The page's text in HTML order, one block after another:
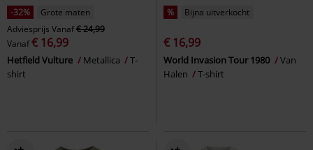
-32%
Grote maten
Adviesprijs Vanaf€ 24,99
Vanaf€ 16,99
Hetfield Vulture Metallica
T-
shirt
% Bijna uitverkocht
€ 16,99
World Invasion Tour 1980
Van
Halen
T-shirt